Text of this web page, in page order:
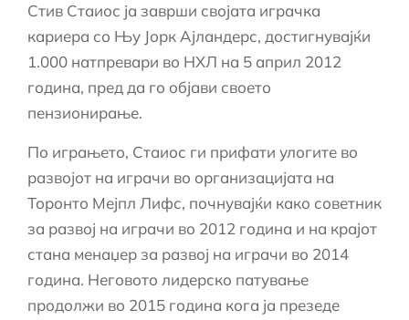
Стив Стаиос ја заврши својата играчка
кариера со Њу Јорк Ајландерс, достигнувајќи
1.000 натпревари во НХЛ на 5 април 2012
година, пред да го објави своето
пензионирање.
По играњето, Стаиос ги прифати улогите во
развојот на играчи во организацијата на
Торонто Мејпл Лифс, почнувајќи како советник
за развој на играчи во 2012 година и на крајот
стана менаџер за развој на играчи во 2014
година. Неговото лидерско патување
продолжи во 2015 година кога ја презеде